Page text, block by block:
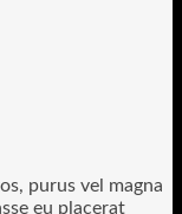
purus vel magna
eu placerat